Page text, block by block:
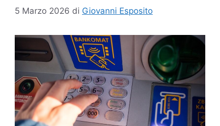
5 Marzo 2026 di Giovanni Esposito